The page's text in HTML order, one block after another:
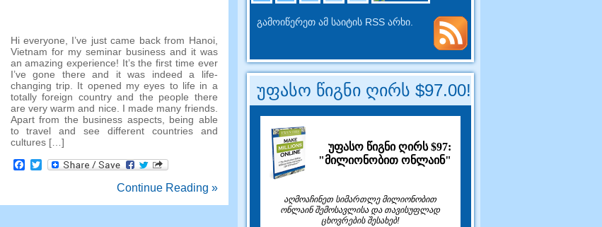
Hi everyone I’ve just came back from Hanoi,
Vietnam for my seminar business and it was
an amazing experience! It’s the first time ever
I’ve gone there and it was indeed a life-
changing trip. It opened my eyes to life in a
totally foreign country and the people there
are very warm and nice
I made many friends.
Apart from the business aspects, being able
to travel and see different countries and
cultures[…]
Facebook
Twitter
Continue Reading »
გამოიწერეთ ამ საიტის RSS არხი.
უფასო წიგნი ღირს $97.00!
უფასო წიგნი ღირს $97:
"მილიონობით ონლაინ"
აღმოაჩინეთ სიმართლე მილიონობით
ონლაინ შემოსავლისა და თავისუფლად
ცხოვრების შესახებ!